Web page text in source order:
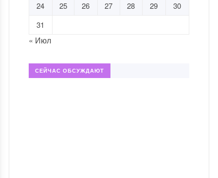
24
25 26 27 28 29
30
31
« Июл
СЕЙЧАС ОБСУЖДАЮТ